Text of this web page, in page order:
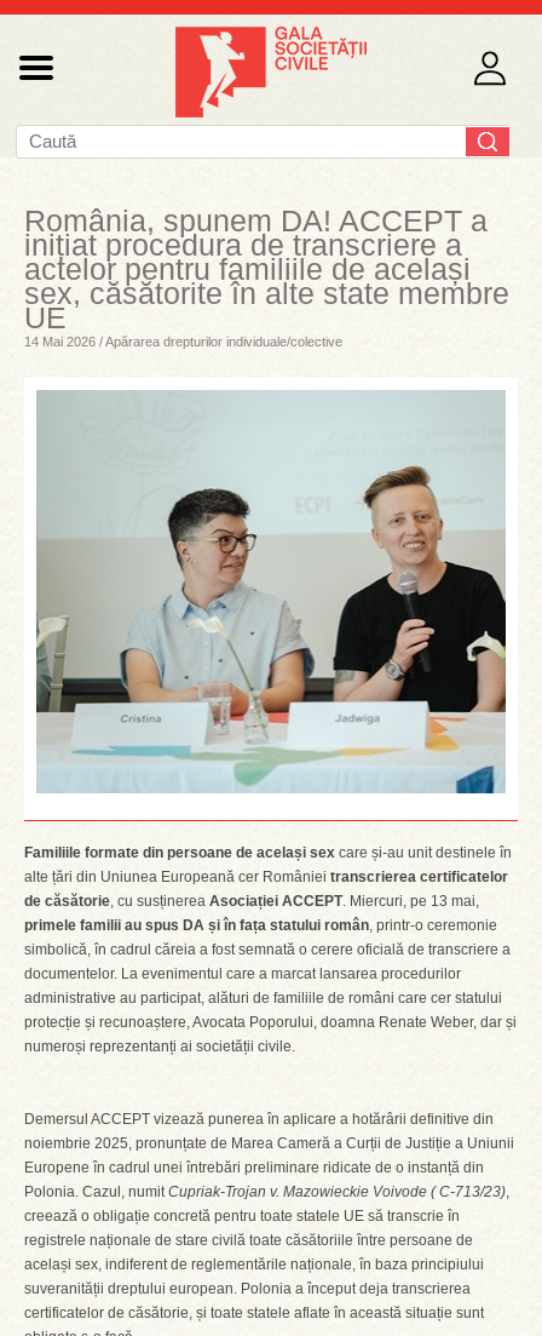
România, spunem DA! ACCEPT a
inițiat procedura de transcriere a
actelor pentru familiile de același
sex, căsătorite în alte state membre
UE
14 Mai 2026 / Apărarea drepturilor individuale/colective
Familiile formate din persoane de același sex care și-au unit destinele în
alte țări din Uniunea Europeană cer României transcrierea certificatelor
de căsătorie, cu susținerea Asociației ACCEPT. Miercuri, pe 13 mai,
primele familii au spus DA și în fața statului român, printr-o ceremonie
simbolică, în cadrul căreia a fost semnată o cerere oficială de transcriere a
documentelor. La evenimentul care a marcat lansarea procedurilor
administrative au participat, alături de familiile de români care cer statului
protecție și recunoaștere, Avocata Poporului, doamna Renate Weber, dar și
numeroși reprezentanți ai societății civile.
Demersul ACCEPT vizează punerea în aplicare a hotărârii definitive din
noiembrie 2025, pronunțate de Marea Cameră a Curții de Justiție a Uniunii
Europene în cadrul unei întrebări preliminare ridicate de o instanță din
Polonia. Cazul, numitCupriak-Trojan v. Mazowieckie Voivode ( C-713/23),
creează o obligație concretă pentru toate statele UE să transcrie în
registrele naționale de stare civilă toate căsătoriile între persoane de
același sex, indiferent de reglementările naționale, în baza principiului
suveranității dreptului european. Polonia a început deja transcrierea
certificatelor de căsătorie, și toate statele aflate în această situație sunt